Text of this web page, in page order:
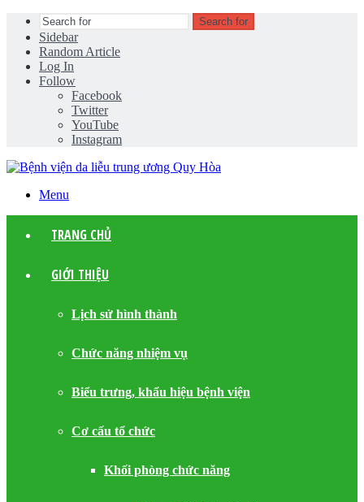
Search for
Sidebar
Random Article
Log In
Follow
Facebook
Twitter
YouTube
Instagram
Menu
TRANG CHỦ
GIỚI THIỆU
Lịch sử hình thành
Chức năng nhiệm vụ
Biểu trưng, khẩu hiệu bệnh viện
Cơ cấu tổ chức
Khối phòng chức năng